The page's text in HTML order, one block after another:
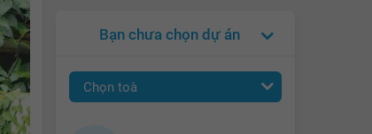
Bạn chưa chọn dự án
Chọn toà